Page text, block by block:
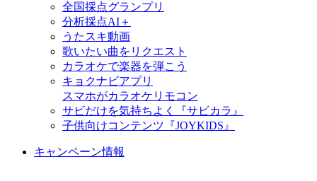
全国採点グランプリ
分析採点AI＋
うたスキ動画
歌いたい曲をリクエスト
カラオケで楽器を弾こう
キョクナビアプリ
スマホがカラオケリモコン
サビだけを気持ちよく『サビカラ』
子供向けコンテンツ『JOYKIDS』
キャンペーン情報